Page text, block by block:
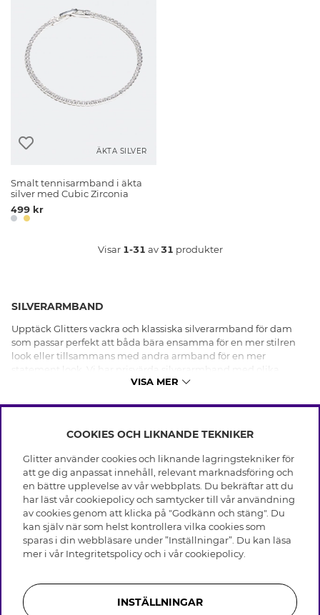
ÄKTA SILVER
Smalt tennisarmband i äkta
silver med Cubic Zirconia
499 kr
Visar 1-31 av31 produkter
SILVERARMBAND
Upptäck Glitters vackra och klassiska silverarmband för dam
som passar perfekt att båda bära ensamma för en mer stilren
look eller tillsammans med andra armband för en mer
länkar, dekorerade med fina berlocker eller Cubic Zirconia
framför silver så finns silverarmband med 18 karats
stämpel 925 och är perfekta för dig med nickelallergi.
En klassisk silverlänk är ett måste i allas smyckesgarderober då
det passar till alla tillfällen och enkelt kan kombineras med
andra smycken för en mer festlig look. Men det är även vackert
att smycka armleden med ett tidlöst och tunt silverarmband, så
passa på att unna dig ett armband i äkta silver som kommer
hålla i flera säsonger fram över och aldrig gå ur tiden.
Äkta silversmycken trivs bäst i lufttäta förpackningar, gärna i tex
mjuka tygpåsar, när det inte användas. Förvara helst dina äkta
VISA MER
INFO
Leverans
Villkor
Integritetspolicy
Cookies
Medlemsvillkor
Jobba hos Glitter
Återkallelse
OM GLITTER
Black Friday
Våra butiker
Varumärken
Företagshistoria
Visselblåsning
Press & Samarbeten
HJÄLP
Vanliga frågor
Kundservice
Skötselråd skinnhandskar
Bli medlem
COOKIES OCH LIKNANDE TEKNIKER
Glitter använder cookies och liknande lagringstekniker för
att ge dig anpassat innehåll, relevant marknadsföring och
en bättre upplevelse av vår webbplats. Du bekräftar att du
har läst vår cookiepolicy och samtycker till vår användning
av cookies genom att klicka på "Godkänn och stäng". Du
kan själv när som helst kontrollera vilka cookies som
sparas i din webbläsare under ”Inställningar”. Du kan läsa
mer i vår Integritetspolicyoch i vårcookiepolicy
INSTÄLLNINGAR